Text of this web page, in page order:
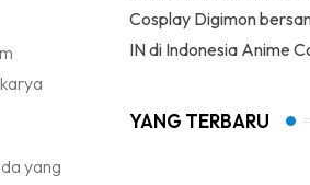
yang
Cosplay Digimon
IN di Indonesia Anime
YANG TERBARU